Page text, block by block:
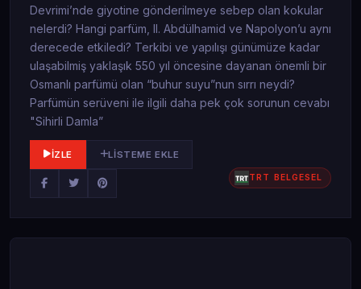
Devrimi’nde giyotine gönderilmeye sebep olan kokular
nelerdi? Hangi parfüm, II. Abdülhamid ve Napolyon’u aynı
derecede etkiledi? Terkibi ve yapılışı günümüze kadar
ulaşabilmiş yaklaşık 550 yıl öncesine dayanan önemli bir
Osmanlı parfümü olan “buhur suyu”nun sırrı neydi?
Parfümün serüveni ile ilgili daha pek çok sorunun cevabı
"Sihirli Damla”
İZLE LISTEME EKLE
TRT BELGESEL